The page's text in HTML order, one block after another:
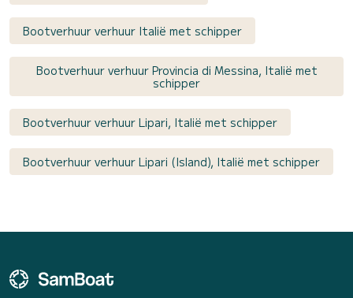
Bootverhuur verhuur Italië met schipper
Bootverhuur verhuur Provincia di Messina, Italië met
schipper
Bootverhuur verhuur Lipari, Italië met schipper
Bootverhuur verhuur Lipari (Island), Italië met schipper